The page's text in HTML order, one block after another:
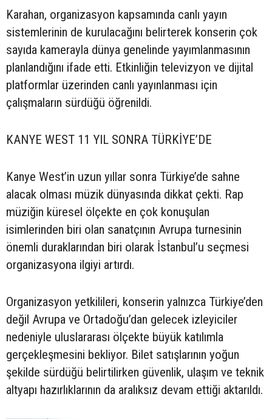
Karahan, organizasyon kapsamında canlı yayın
sistemlerinin de kurulacağını belirterek konserin çok
sayıda kamerayla dünya genelinde yayımlanmasının
planlandığını ifade etti. Etkinliğin televizyon ve dijital
platformlar üzerinden canlı yayınlanması için
çalışmaların sürdüğü öğrenildi.
KANYE WEST 11 YIL SONRA TÜRKİYE’DE
Kanye West’in uzun yıllar sonra Türkiye’de sahne
alacak olması müzik dünyasında dikkat çekti. Rap
müziğin küresel ölçekte en çok konuşulan
isimlerinden biri olan sanatçının Avrupa turnesinin
önemli duraklarından biri olarak İstanbul’u seçmesi
organizasyona ilgiyi artırdı.
Organizasyon yetkilileri, konserin yalnızca Türkiye’den
değil Avrupa ve Ortadoğu’dan gelecek izleyiciler
nedeniyle uluslararası ölçekte büyük katılımla
gerçekleşmesini bekliyor. Bilet satışlarının yoğun
şekilde sürdüğü belirtilirken güvenlik, ulaşım ve teknik
altyapı hazırlıklarının da aralıksız devam ettiği aktarıldı.